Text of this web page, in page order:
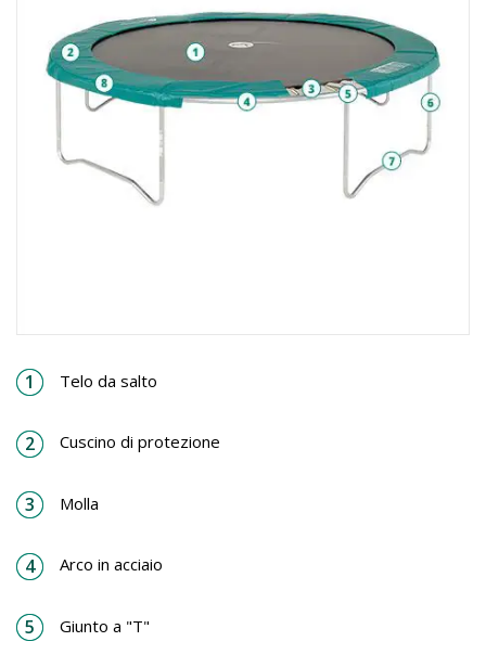
Telo da salto
Cuscino di protezione
Molla
Arco in acciaio
Giunto a "T"